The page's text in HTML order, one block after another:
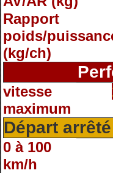
Rapport
poids/
(kg/ch)
vitesse
maximum
Départ arrêté
0 à 100
km/h